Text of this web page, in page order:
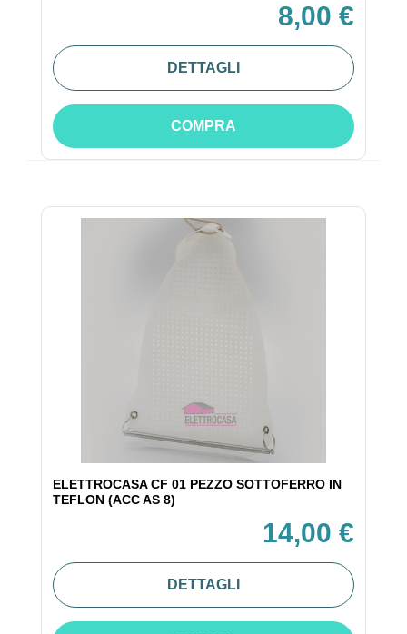
8,00 €
DETTAGLI
COMPRA
ELETTROCASA CF 01 PEZZO SOTTOFERRO IN
TEFLON (ACC AS 8)
14,00 €
DETTAGLI